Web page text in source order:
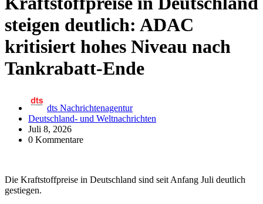
steigen deutlich: ADAC
kritisiert hohes Niveau nach
Tankrabatt-Ende
dts Nachrichtenagentur
Deutschland- und Weltnachrichten
Juli 8, 2026
0 Kommentare
Die Kraftstoffpreise in Deutschland sind seit Anfang Juli deutlich
gestiegen.